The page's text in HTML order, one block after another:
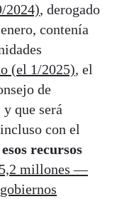
2024), derogado
contenía
(el 1/2025), el
de
que será
con el
recursos
millones —